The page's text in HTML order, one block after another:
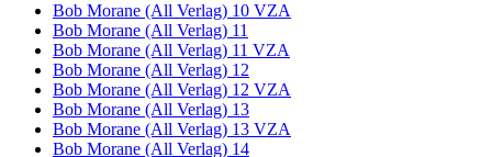
Bob Morane (All Verlag) 10 VZA
Bob Morane (All Verlag) 11
Bob Morane (All Verlag) 11 VZA
Bob Morane (All Verlag) 12
Bob Morane (All Verlag) 12 VZA
Bob Morane (All Verlag) 13
Bob Morane (All Verlag) 13 VZA
Bob Morane (All Verlag) 14